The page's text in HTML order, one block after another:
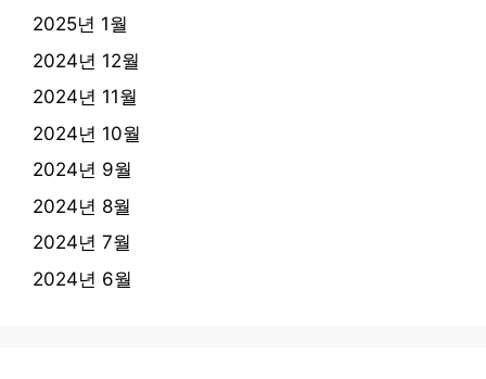
2025년 1월
2024년 12월
2024년 11월
2024년 10월
2024년 9월
2024년 8월
2024년 7월
2024년 6월